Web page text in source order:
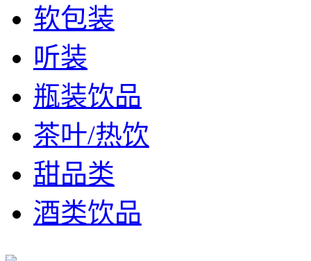
软包装
听装
瓶装饮品
茶叶/热饮
甜品类
酒类饮品